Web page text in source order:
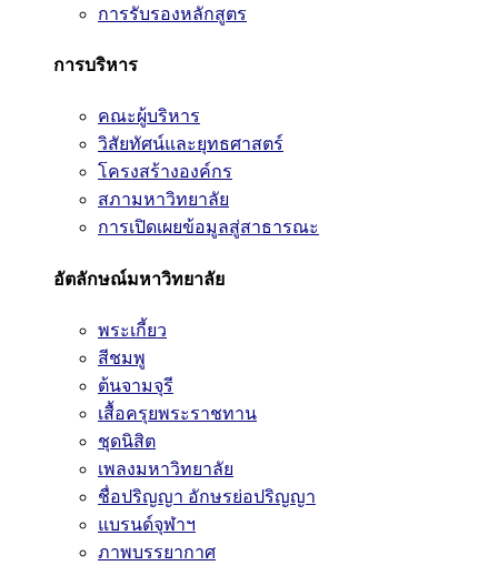
การรับรองหลักสูตร
การบริหาร
คณะผู้บริหาร
วิสัยทัศน์และยุทธศาสตร์
โครงสร้างองค์กร
สภามหาวิทยาลัย
การเปิดเผยข้อมูลสู่สาธารณะ
อัตลักษณ์มหาวิทยาลัย
พระเกี้ยว
สีชมพู
ต้นจามจุรี
เสื้อครุยพระราชทาน
ชุดนิสิต
เพลงมหาวิทยาลัย
ชื่อปริญญา อักษรย่อปริญญา
แบรนด์จุฬาฯ
ภาพบรรยากาศ